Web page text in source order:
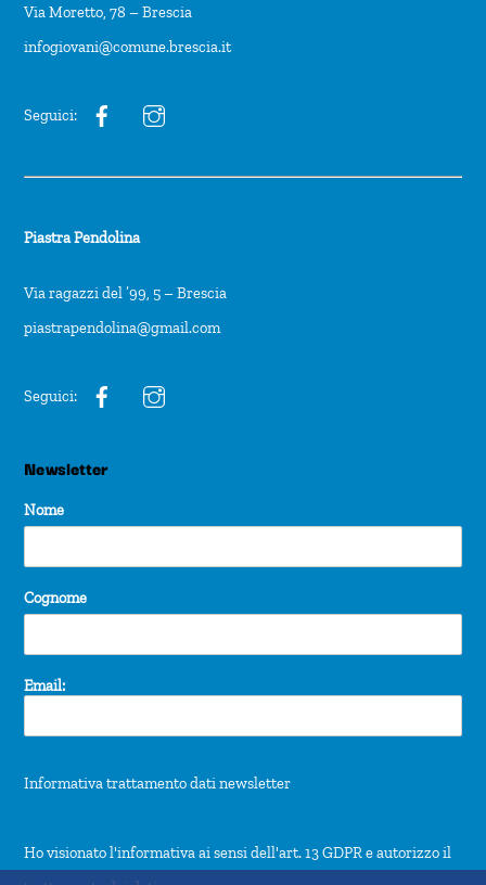
Via Moretto, 78 – Brescia
infogiovani@comune.brescia.it
Seguici:
Piastra Pendolina
Via ragazzi del ’99, 5 – Brescia
piastrapendolina@gmail.com
Seguici:
Newsletter
Nome
Cognome
Email:
Informativa trattamento dati newsletter
Ho visionato l'informativa ai sensi dell'art. 13 GDPR e autorizzo il